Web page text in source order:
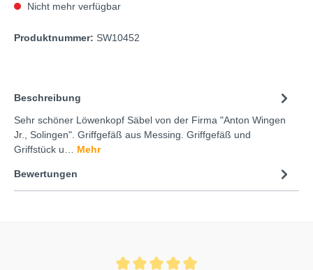
Nicht mehr verfügbar
Produktnummer: SW10452
Beschreibung
Sehr schöner Löwenkopf Säbel von der Firma "Anton Wingen
Jr., Solingen". Griffgefäß aus Messing. Griffgefäß und
Griffstück u… Mehr
Bewertungen